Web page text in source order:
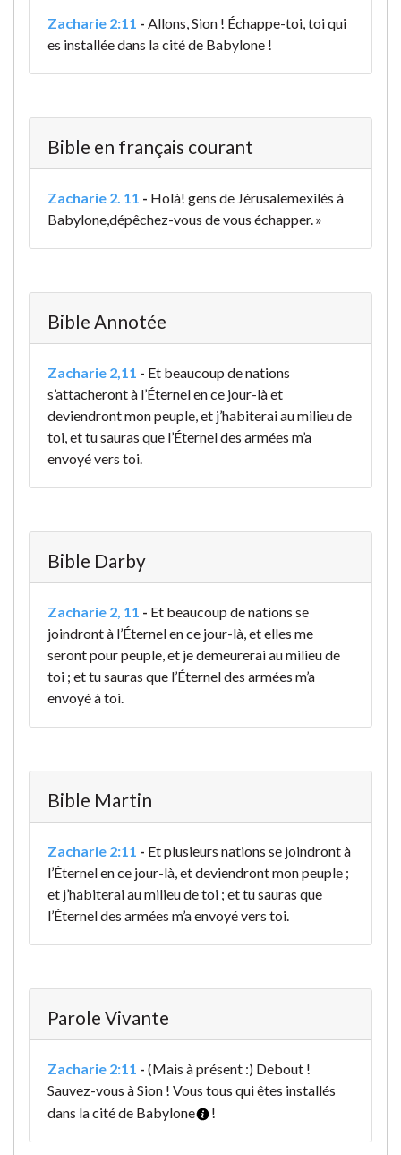
Zacharie 2:11 - Allons, Sion ! Échappe-toi, toi qui
es installée dans la cité de Babylone !
Bible en français courant
Zacharie 2. 11 - Holà! gens de Jérusalemexilés à
Babylone,dépêchez-vous de vous échapper. »
Bible Annotée
Zacharie 2,11 - Et beaucoup de nations
s’attacheront à l’Éternel en ce jour-là et
deviendront mon peuple, et j’habiterai au milieu de
toi, et tu sauras que l’Éternel des armées m’a
envoyé vers toi.
Bible Darby
Zacharie 2, 11 - Et beaucoup de nations se
joindront à l’Éternel en ce jour-là, et elles me
seront pour peuple, et je demeurerai au milieu de
toi ; et tu sauras que l’Éternel des armées m’a
envoyé à toi.
Bible Martin
Zacharie 2:11 - Et plusieurs nations se joindront à
l’Éternel en ce jour-là, et deviendront mon peuple ;
et j’habiterai au milieu de toi ; et tu sauras que
l’Éternel des armées m’a envoyé vers toi.
Parole Vivante
Zacharie 2:11 - (Mais à présent :) Debout !
Sauvez-vous à Sion ! Vous tous qui êtes installés
dans la cité de Babylone
!